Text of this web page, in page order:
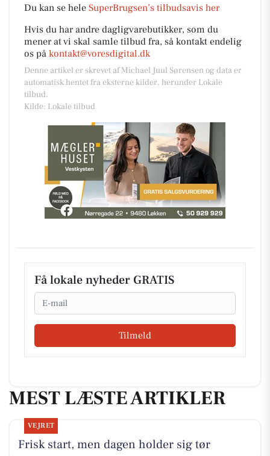
Du kan se hele SuperBrugsen’s tilbudsavis her
Hvis du har andre dagligvarebutikker, som du
mener at vi skal samle tilbud fra, så kontakt endelig
os på kontakt@voresdigital.dk
Denne artikel er skrevet af Michael Juul Sørensen og data er
automatisk hentet fra eksterne kilder, herunder Lokale
tilbud.
Kilde: Lokale tilbud
Få lokale nyheder GRATIS
Email
Tilmeld
MEST LÆSTE ARTIKLER
VEJRET
Frisk start, men dagen holder sig tør